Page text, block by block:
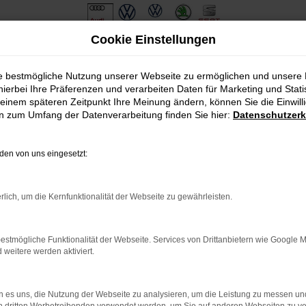
bestimmter Seiten verhindern. Funktioniert die Seite in
dem neuesten Stand sind.
kann auch dazu führen, dass bestimmte Funktionen nicht
Cookie Einstellungen
bestmögliche Nutzung unserer Webseite zu ermöglichen und unsere
Ihre Präferenzen und verarbeiten Daten für Marketing und
späteren Zeitpunkt Ihre Meinung ändern, können Sie die
zum Umfang der Datenverarbeitung finden Sie hier:
von uns eingesetzt:
um die Kernfunktionalität der Webseite zu gewährleisten.
Funktionalität der Webseite. Services von Drittanbietern wie Google
weitere werden aktiviert.
es uns, die Nutzung der Webseite zu analysieren, um die Leistung zu messen